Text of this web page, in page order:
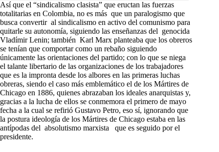
Así que el “sindicalismo clasista” que eructan las fuerzas
totalitarias en Colombia, no es más que un paralogismo que
busca convertir al sindicalismo en activo del comunismo para
quitarle su autonomía, siguiendo las enseñanzas del genocida
Vladímir Lenin; también Karl Marx planteaba que los obreros
se tenían que comportar como un rebaño siguiendo
únicamente las orientaciones del partido; con lo que se niega
el talante libertario de las organizaciones de los trabajadores
que es la impronta desde los albores en las primeras luchas
obreras, siendo el caso más emblemático el de los Mártires de
Chicago en 1886, quienes abrazaban los ideales anarquistas y,
gracias a la lucha de ellos se conmemora el primero de mayo
fecha a la cual se refirió Gustavo Petro, eso sí, ignorando que
la postura ideología de los Mártires de Chicago estaba en las
antípodas del absolutismo marxista que es seguido por el
presidente.